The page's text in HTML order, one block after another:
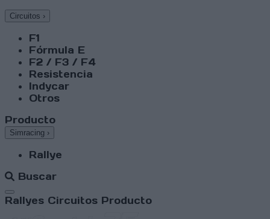
Circuitos ›
F1
Fórmula E
F2 / F3 / F4
Resistencia
Indycar
Otros
Producto
Simracing ›
Rallye
Buscar
Abrir menú
Rallyes Circuitos Producto